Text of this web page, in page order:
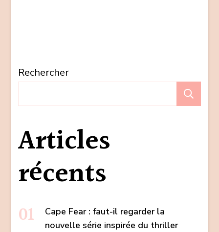
Rechercher
Articles
récents
Cape Fear : faut-il regarder la
nouvelle série inspirée du thriller